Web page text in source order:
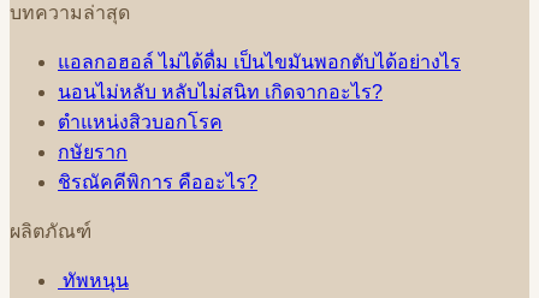
บทความล่าสุด
แอลกอฮอล์ ไม่ได้ดื่ม เป็นไขมันพอกตับได้อย่างไร
นอนไม่หลับ หลับไม่สนิท เกิดจากอะไร?
ตำแหน่งสิวบอกโรค
กษัยราก
ชิรณัคคีพิการ คืออะไร?
ผลิตภัณฑ์
ทัพหนุน